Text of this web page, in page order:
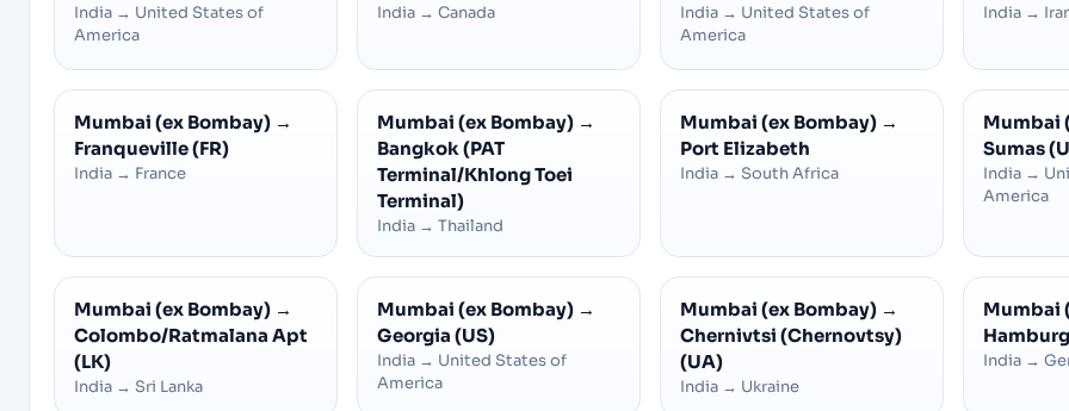
India → United States of
America
India → Canada India → United States of
America
India →
Mumbai (ex Bombay) →
Franqueville (FR)
India → France
Mumbai (ex Bombay) →
Bangkok (PAT
Terminal/Khlong Toei
Terminal)
India → Thailand
Mumbai (ex Bombay) →
Port Elizabeth
India → South Africa
Mumbai
Sumas
India →
America
Mumbai (ex Bombay) →
Colombo/Ratmalana Apt
(LK)
India → Sri Lanka
Mumbai (ex Bombay) →
Georgia (US)
India → United States of
America
Mumbai (ex Bombay) →
Chernivtsi (Chernovtsy)
(UA)
India → Ukraine
Mumbai
Hamburg
India →